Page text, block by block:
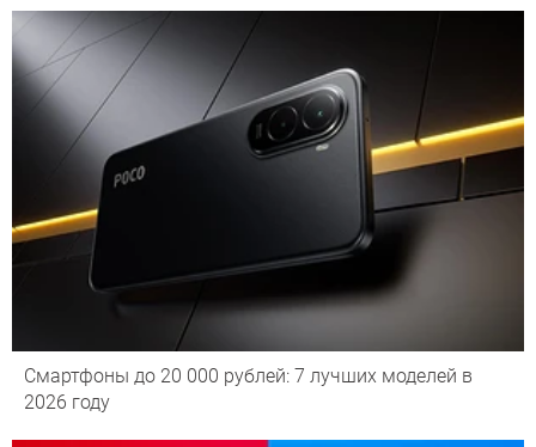
Смартфоны до 20 000 рублей: 7 лучших моделей в
2026 году